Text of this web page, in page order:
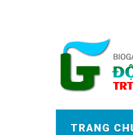
TRANG